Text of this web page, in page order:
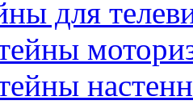
для